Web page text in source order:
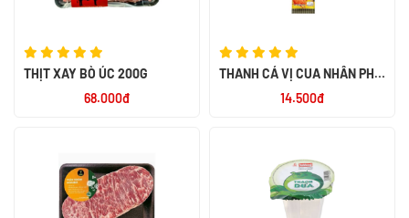
THỊT XAY BÒ ÚC 200G
68.000đ
THANH CÁ VỊ CUA NHÂN PHÔ
14.500đ